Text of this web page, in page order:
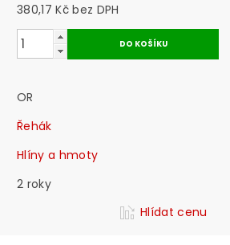
380,17 Kč bez DPH
OR
Řehák
Hlíny a hmoty
2 roky
Hlídat cenu